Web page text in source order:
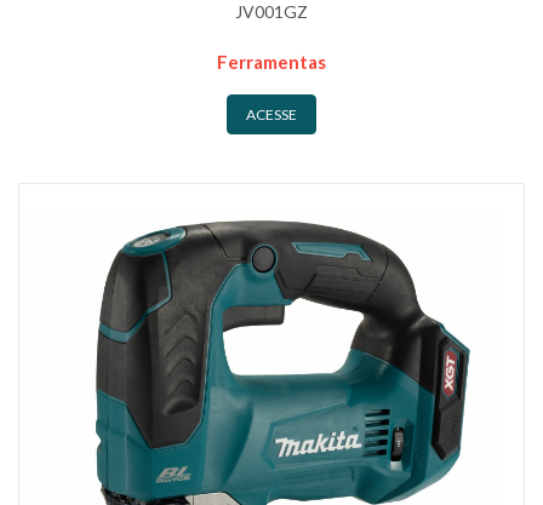
JV001GZ
Ferramentas
ACESSE